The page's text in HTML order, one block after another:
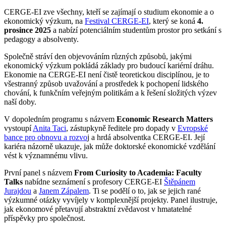
CERGE-EI zve všechny, kteří se zajímají o studium ekonomie a o
ekonomický výzkum, na Festival CERGE-EI, který se koná 4.
prosince 2025 a nabízí potenciálním studentům prostor pro setkání s
pedagogy a absolventy.
Společně stráví den objevováním různých způsobů, jakými
ekonomický výzkum pokládá základy pro budoucí kariérní dráhu.
Ekonomie na CERGE-EI není čistě teoretickou disciplínou, je to
všestranný způsob uvažování a prostředek k pochopení lidského
chování, k funkčním veřejným politikám a k řešení složitých výzev
naší doby.
V dopoledním programu s názvem Economic Research Matters
vystoupíAnita Taci, zástupkyně ředitele pro dopady v Evropské
bance pro obnovu a rozvoj a hrdá absolventka CERGE-EI. Její
kariéra názorně ukazuje, jak může doktorské ekonomické vzdělání
vést k významnému vlivu.
První panel s názvem From Curiosity to Academia: Faculty
Talks nabídne seznámení s profesory CERGE-EI Štěpánem
Jurajdou a Janem Zápalem. Ti se podělí o to, jak se jejich rané
výzkumné otázky vyvíjely v komplexnější projekty. Panel ilustruje,
jak ekonomové přetavují abstraktní zvědavost v hmatatelné
příspěvky pro společnost.